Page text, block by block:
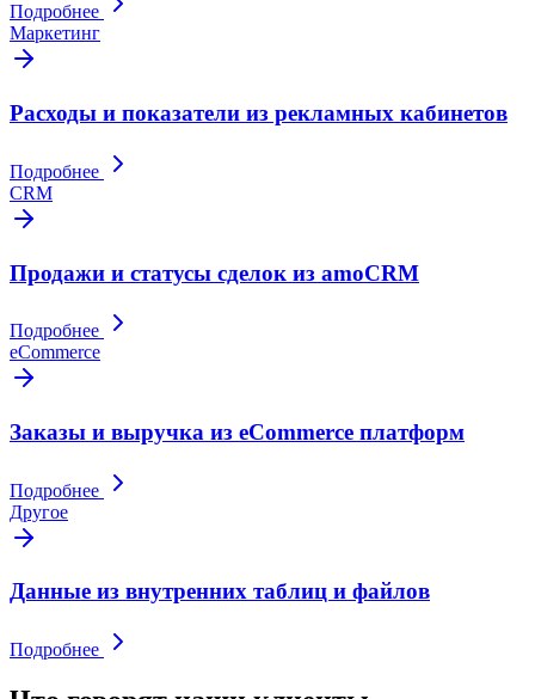
Подробнее
Маркетинг
Расходы и показатели из рекламных кабинетов
Подробнее
CRM
Продажи и статусы сделок из amoCRM
Подробнее
eCommerce
Заказы и выручка из eCommerce платформ
Подробнее
Другое
Данные из внутренних таблиц и файлов
Подробнее